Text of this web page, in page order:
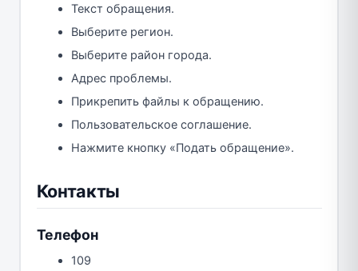
Текст обращения.
Выберите регион.
Выберите район города.
Адрес проблемы.
Прикрепить файлы к обращению.
Пользовательское соглашение.
Нажмите кнопку «Подать обращение».
Контакты
Телефон
109